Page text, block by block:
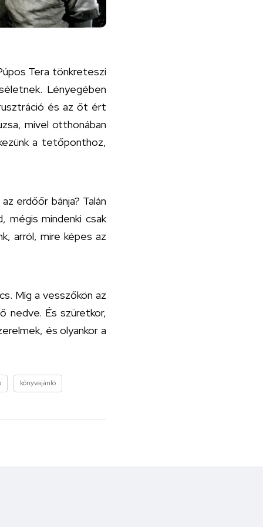
Tera tönkreteszi
Lényegében
és az őt ért
mivel otthonában
a tetőponthoz,
erdőőr bánja? Talán
mégis mindenki csak
arról, mire képes az
Míg a vesszőkön az
nedve. És szüretkor,
és olyankor a
könyvajánló